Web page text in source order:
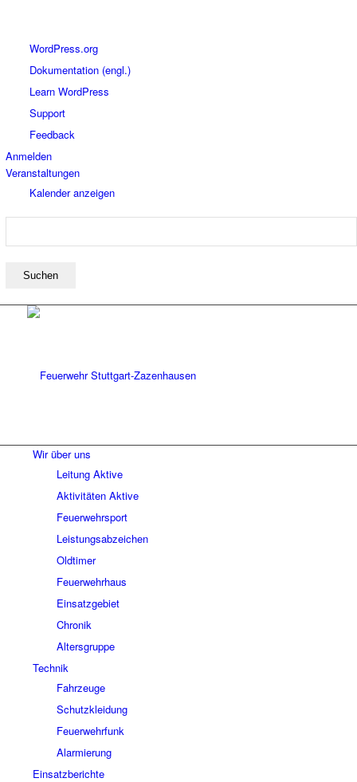
WordPress
WordPress.org
Dokumentation (engl.)
Learn WordPress
Support
Feedback
Anmelden
Veranstaltungen
Kalender anzeigen
Suchen
Wir über uns
Leitung Aktive
Aktivitäten Aktive
Feuerwehrsport
Leistungsabzeichen
Oldtimer
Feuerwehrhaus
Einsatzgebiet
Chronik
Altersgruppe
Technik
Fahrzeuge
Schutzkleidung
Feuerwehrfunk
Alarmierung
Einsatzberichte